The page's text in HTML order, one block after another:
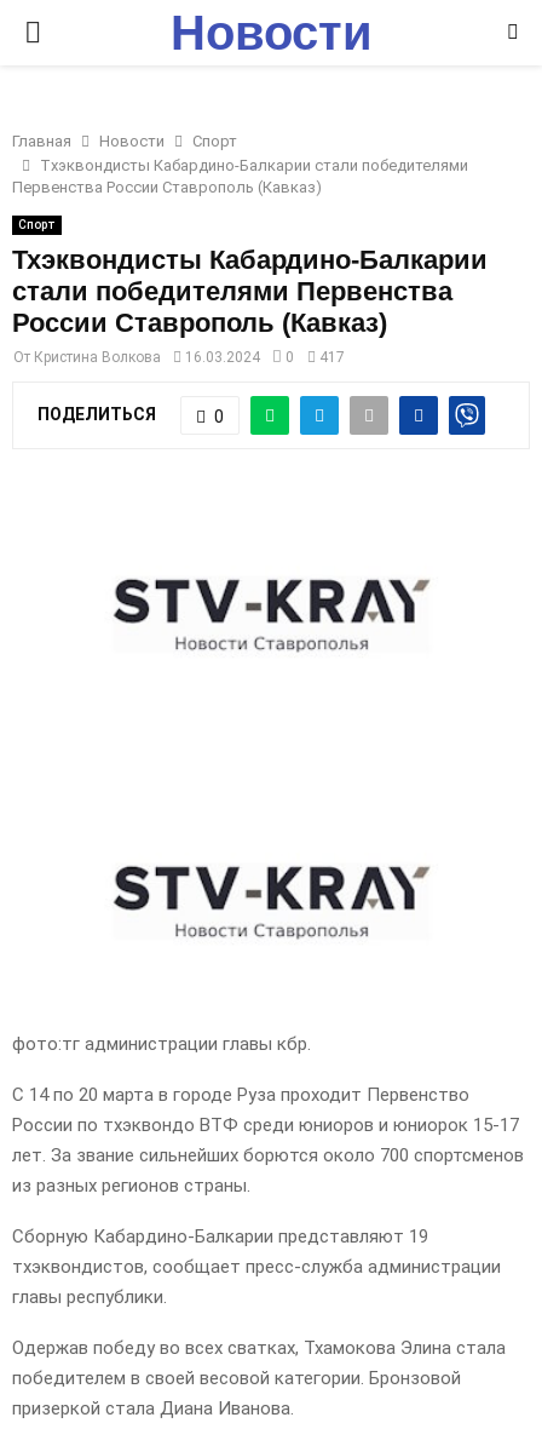
P
I
M
A
R
Y
Новости
Главная Новости
Спорт
Тхэквондисты Кабардино-Балкарии стали победителями
Первенства России Ставрополь (Кавказ)
Спорт
Тхэквондисты Кабардино-Балкарии
стали победителями Первенства
России Ставрополь (Кавказ)
От Кристина Волкова 16.03.2024 0 417
ПОДЕЛИТЬСЯ 0
фото:тг администрации главы кбр.
С 14 по 20 марта в городе Руза проходит Первенство
России по тхэквондо ВТФ среди юниоров и юниорок 15-17
лет. За звание сильнейших борются около 700 спортсменов
из разных регионов страны.
Сборную Кабардино-Балкарии представляют 19
тхэквондистов, сообщает пресс-служба администрации
главы республики.
Одержав победу во всех сватках, Тхамокова Элина стала
победителем в своей весовой категории. Бронзовой
призеркой стала Диана Иванова.